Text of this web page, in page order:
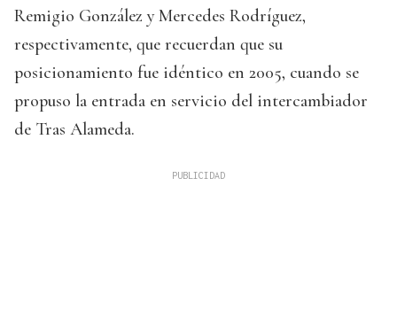
Remigio González y Mercedes Rodríguez,
respectivamente, que recuerdan que su
posicionamiento fue idéntico en 2005, cuando se
propuso la entrada en servicio del intercambiador
de Tras Alameda.